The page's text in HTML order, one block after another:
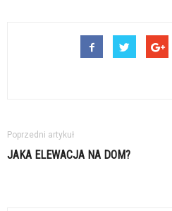
Poprzedni artykuł
JAKA ELEWACJA NA DOM?